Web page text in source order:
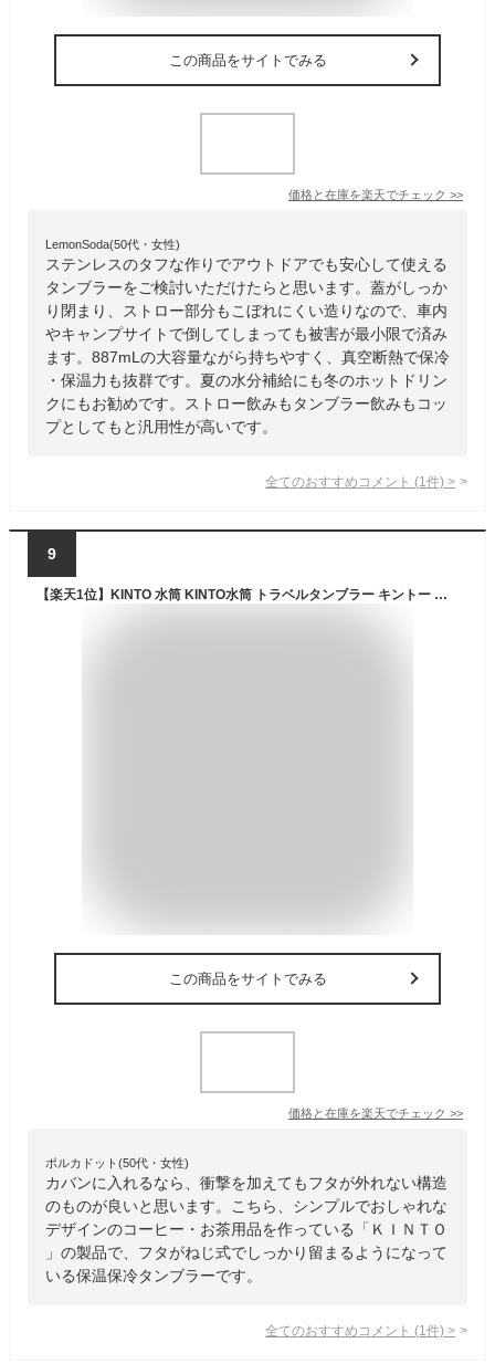
この商品をサイトでみる
価格と在庫を楽天でチェック >>
LemonSoda(50代・女性)
ステンレスのタフな作りでアウトドアでも安心して使える
タンブラーをご検討いただけたらと思います。蓋がしっか
り閉まり、ストロー部分もこぼれにくい造りなので、車内
やキャンプサイトで倒してしまっても被害が最小限で済み
ます。887mLの大容量ながら持ちやすく、真空断熱で保冷
・保温力も抜群です。夏の水分補給にも冬のホットドリン
クにもお勧めです。ストロー飲みもタンブラー飲みもコッ
プとしてもと汎用性が高いです。
全てのおすすめコメント (1 件) >
9
【楽天1位】KINTO 水筒 KINTO水筒 トラベルタンブラー キントー マイボトル マグボトル ステンレス メンズ 女子 コーヒー 持ち運び 保温 保冷 こぼれない ボトル 洗いやすい 大人 おしゃれ オフィス [ kinto トラベルタンブラー 500ml 350ml ]
この商品をサイトでみる
価格と在庫を楽天でチェック >>
ポルカドット(50代・女性)
カバンに入れるなら、衝撃を加えてもフタが外れない構造
のものが良いと思います。こちら、シンプルでおしゃれな
デザインのコーヒー・お茶用品を作っている「ＫＩＮＴＯ
」の製品で、フタがねじ式でしっかり留まるようになって
いる保温保冷タンブラーです。
全てのおすすめコメント (1 件) >